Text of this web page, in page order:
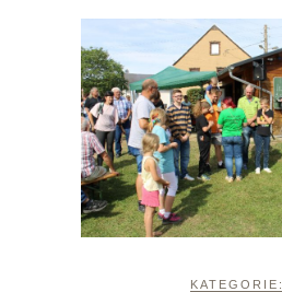
KATEGORIE: